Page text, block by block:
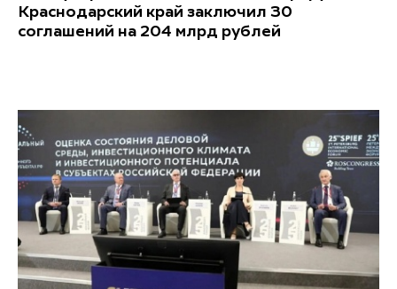
Краснодарский край заключил 30
соглашений на 204 млрд рублей